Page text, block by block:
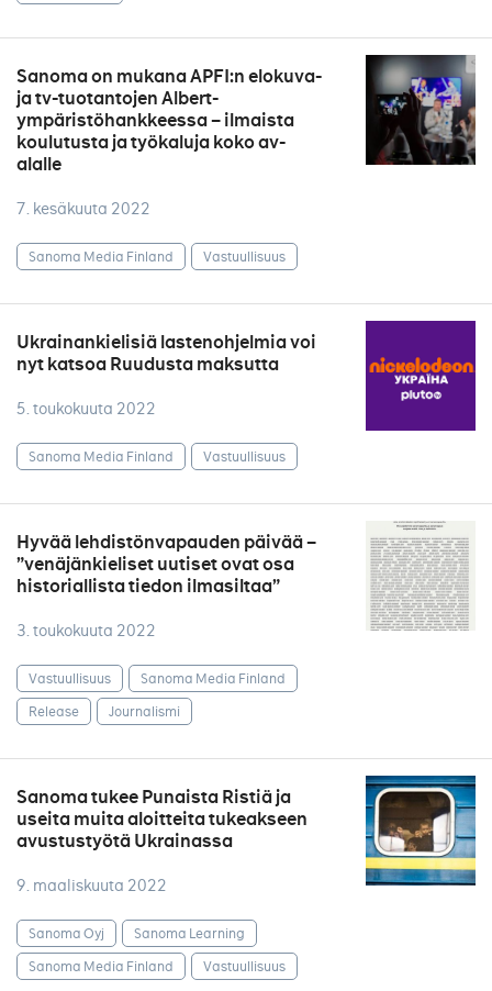
Sanoma on mukana APFI:n elokuva-
ja tv-tuotantojen Albert-
ympäristöhankkeessa – ilmaista
koulutusta ja työkaluja koko av-
alalle
7. kesäkuuta 2022
Sanoma Media Finland Vastuullisuus
Ukrainankielisiä lastenohjelmia voi
nyt katsoa Ruudusta maksutta
5. toukokuuta 2022
Sanoma Media Finland Vastuullisuus
Hyvää lehdistönvapauden päivää –
”venäjänkieliset uutiset ovat osa
historiallista tiedon ilmasiltaa”
3. toukokuuta 2022
Vastuullisuus
Sanoma Media Finland
Release
Journalismi
Sanoma tukee Punaista Ristiä ja
useita muita aloitteita tukeakseen
avustustyötä Ukrainassa
9. maaliskuuta 2022
Sanoma Oyj
Sanoma Learning
Sanoma Media Finland
Vastuullisuus